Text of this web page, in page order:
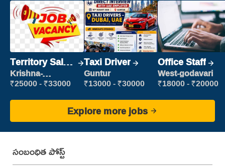
Territory Sales
Manager
Krishna-
vijayawada
₹25000 - ₹33000
Taxi Driver
Guntur
₹13000 - ₹30000
Office Staff
West-godavari
₹18000 - ₹20000
Explore more jobs
సంబంధిత పోస్ట్